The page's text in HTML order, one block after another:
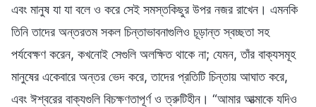
এবং মানুষ যা যা বলে ও করে সেই সমস্তকিছুর উপর নজর রাখেন। এমনকি
তিনি তাদের অন্তরতম সকল চিন্তাভাবনাগুলিও চূড়ান্ত স্বচ্ছতা সহ
পর্যবেক্ষণ করেন, কখনোই সেগুলি অলক্ষিত থাকে না; যেমন, তাঁর বাক্যসমূহ
মানুষের একেবারে অন্তর ভেদ করে, তাদের প্রতিটি চিন্তায় আঘাত করে,
এবং ঈশ্বরের বাক্যগুলি বিচক্ষণতাপূর্ণ ও ত্রুটিহীন। “আমার আত্মাকে যদিও